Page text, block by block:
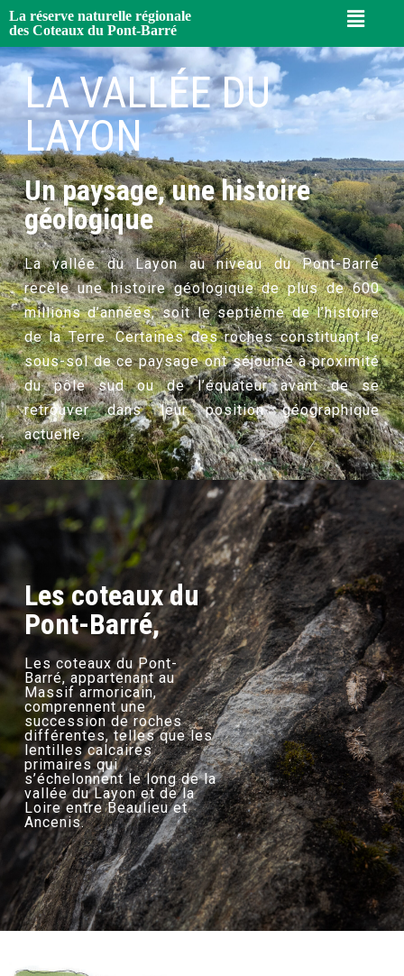
La réserve naturelle régionale
des Coteaux du Pont-Barré
LA VALLÉE DU
LAYON
Un paysage, une histoire
géologique
La vallée du Layon au niveau du Pont-Barré
recèle une histoire géologique de plus de 600
millions d’années, soit le septième de l’histoire
de la Terre. Certaines des roches constituant le
sous-sol de ce paysage ont séjourné à proximité
du pôle sud ou de l’équateur avant de se
retrouver dans leur position géographique
actuelle.
Les coteaux du
Pont-Barré,
Les coteaux du Pont-
Barré, appartenant au
Massif armoricain,
comprennent une
succession de roches
différentes, telles que les
lentilles calcaires
primaires qui
s’échelonnent le long de la
vallée du Layon et de la
Loire entre Beaulieu et
Ancenis.